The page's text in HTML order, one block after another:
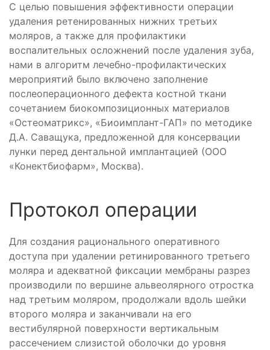
С целью повышения эффективности операции
удаления ретенированных нижних третьих
моляров, а также для профилактики
воспалительных осложнений после удаления зуба,
нами в алгоритм лечебно-профилактических
мероприятий было включено заполнение
послеоперационного дефекта костной ткани
сочетанием биокомпозиционных материалов
«Остеоматрикс», «Биоимплант-ГАП» по методике
Д.А. Саващука, предложенной для консервации
лунки перед дентальной имплантацией (ООО
«Конектбиофарм», Москва).
Протокол операции
Для создания рационального оперативного
доступа при удалении ретинированного третьего
моляра и адекватной фиксации мембраны разрез
производили по вершине альвеолярного отростка
над третьим моляром, продолжали вдоль шейки
второго моляра и заканчивали на его
вестибулярной поверхности вертикальным
рассечением слизистой оболочки до уровня